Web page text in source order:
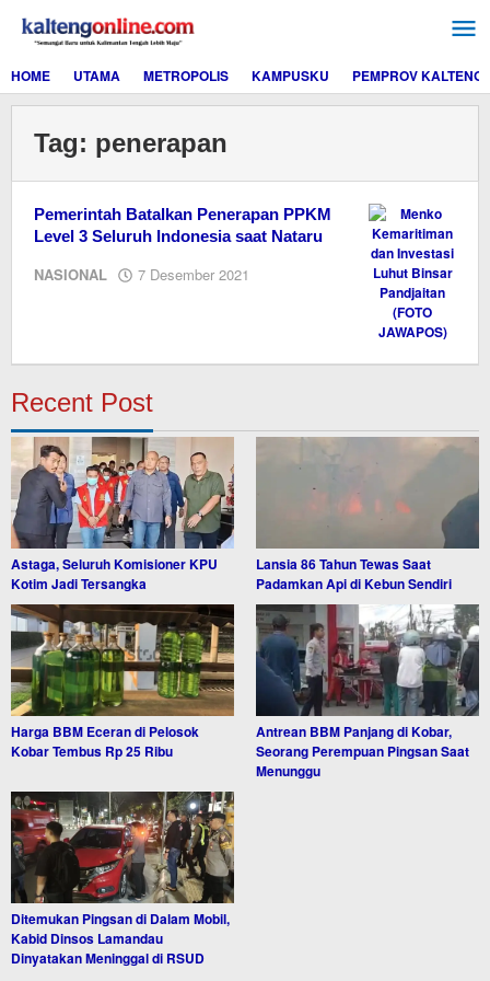
konten
HOME
UTAMA METROPOLIS KAMPUSKU PEMPROV KALTENG
Tag: penerapan
Pemerintah Batalkan Penerapan PPKM
Level 3 Seluruh Indonesia saat Nataru
NASIONAL 7 Desember 2021
Recent Post
Astaga, Seluruh Komisioner KPU
Kotim Jadi Tersangka
Lansia 86 Tahun Tewas Saat
Padamkan Api di Kebun Sendiri
Harga BBM Eceran di Pelosok
Kobar Tembus Rp 25 Ribu
Antrean BBM Panjang di Kobar,
Seorang Perempuan Pingsan Saat
Menunggu
Ditemukan Pingsan di Dalam Mobil,
Kabid Dinsos Lamandau
Dinyatakan Meninggal di RSUD